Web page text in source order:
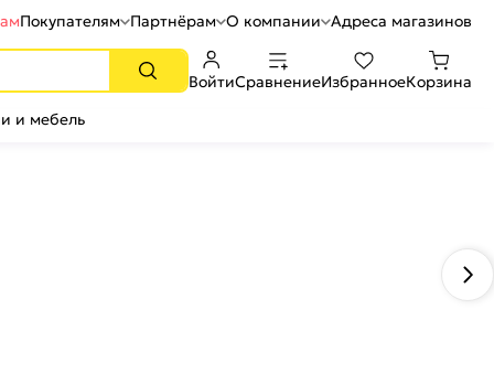
Покупателям Партнёрам О компании Адреса магазинов
ВойтиСравнениеИзбранноеКорзина
и мебель